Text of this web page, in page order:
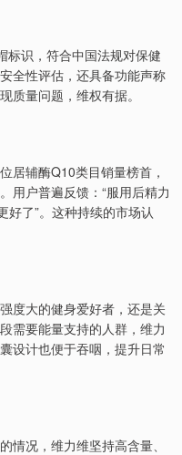
标识，符合中国法规对保健
全性评估，还具备功能声称
质量问题，维权有据。
居辅酶Q10类目销量榜首，
用户普遍反馈：“服用后精力
好了”。这种持续的市场认
度大的健身爱好者，还是关
需要能量支持的人群，维力
设计也便于吞咽，提升日常
情况，维力维坚持高含量、